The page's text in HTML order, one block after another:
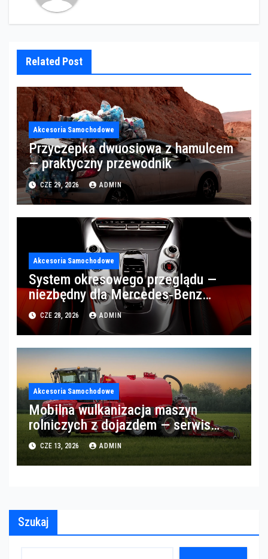
Related Post
Akcesoria Samochodowe
Przyczepka dwuosiowa z hamulcem
— praktyczny przewodnik
CZE 29, 2026 ADMIN
Akcesoria Samochodowe
System okresowego przeglądu —
niezbędny dla Mercedes‑Benz
Trucks w Poznaniu
CZE 28, 2026 ADMIN
Akcesoria Samochodowe
Mobilna wulkanizacja maszyn
rolniczych z dojazdem — serwis
opon w okolicach Gorzowa
CZE 13, 2026 ADMIN
Szukaj